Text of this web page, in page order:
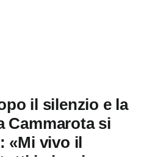
il silenzio e la
Cammarota si
«Mi vivo il